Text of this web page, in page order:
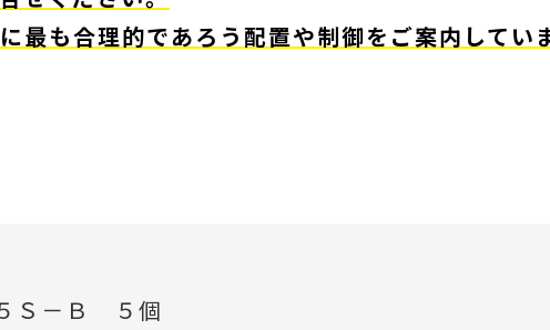
最も合理的であろう配置や制御をご案内してい
Ｓ－Ｂ ５個